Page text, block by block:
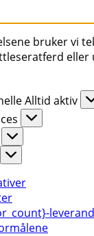
bruker vi
eller
Alltid aktiv